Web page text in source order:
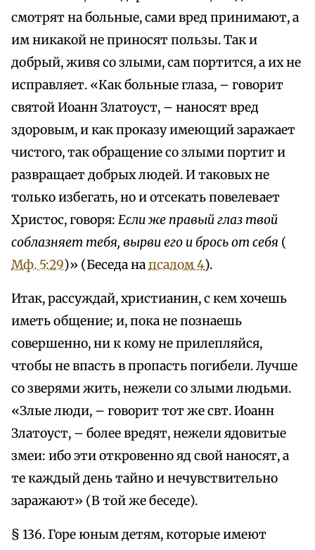
смотрят на больные, сами вред принимают, а
им никакой не приносят пользы. Так и
добрый, живя со злыми, сам портится, а их не
исправляет. «Как больные глаза, – говорит
святой Иоанн Златоуст, – наносят вред
здоровым, и как проказу имеющий заражает
чистого, так обращение со злыми портит и
развращает добрых людей. И таковых не
только избегать, но и отсекать повелевает
Христос, говоря: Если же правый глаз твой
соблазняет тебя, вырви его и брось от себя (
Мф. 5:29)» (Беседа напсалом 4).
Итак, рассуждай, христианин, с кем хочешь
иметь общение; и, пока не познаешь
совершенно, ни к кому не прилепляйся,
чтобы не впасть в пропасть погибели. Лучше
со зверями жить, нежели со злыми людьми.
«Злые люди, – говорит тот же свт. Иоанн
Златоуст, – более вредят, нежели ядовитые
змеи: ибо эти откровенно яд свой наносят, а
те каждый день тайно и нечувствительно
заражают» (В той же беседе).
§ 136. Горе юным детям, которые имеют